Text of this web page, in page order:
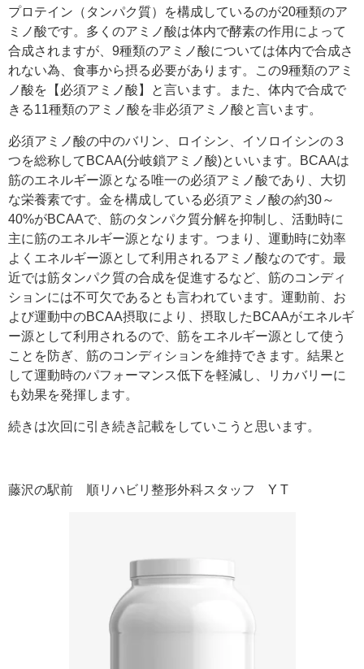
プロテイン（タンパク質）を構成しているのが20種類のア
ミノ酸です。多くのアミノ酸は体内で酵素の作用によって
合成されますが、9種類のアミノ酸については体内で合成さ
れない為、食事から摂る必要があります。この9種類のアミ
ノ酸を【必須アミノ酸】と言います。また、体内で合成で
きる11種類のアミノ酸を非必須アミノ酸と言います。
必須アミノ酸の中のバリン、ロイシン、イソロイシンの３
つを総称してBCAA(分岐鎖アミノ酸)といいます。BCAAは
筋のエネルギー源となる唯一の必須アミノ酸であり、大切
な栄養素です。金を構成している必須アミノ酸の約30～
40%がBCAAで、筋のタンパク質分解を抑制し、活動時に
主に筋のエネルギー源となります。つまり、運動時に効率
よくエネルギー源として利用されるアミノ酸なのです。最
近では筋タンパク質の合成を促進するなど、筋のコンディ
ションには不可欠であるとも言われています。運動前、お
よび運動中のBCAA摂取により、摂取したBCAAがエネルギ
ー源として利用されるので、筋をエネルギー源として使う
ことを防ぎ、筋のコンディションを維持できます。結果と
して運動時のパフォーマンス低下を軽減し、リカバリーに
も効果を発揮します。
続きは次回に引き続き記載をしていこうと思います。
藤沢の駅前 順リハビリ整形外科スタッフ Y T